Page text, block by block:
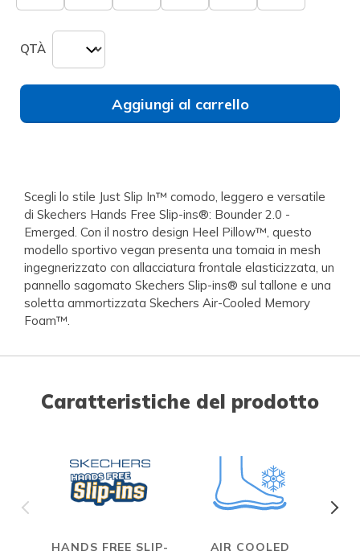
QTÀ
Aggiungi al carrello
Scegli lo stile Just Slip In™ comodo, leggero e versatile
di Skechers Hands Free Slip-ins®: Bounder 2.0 -
Emerged. Con il nostro design Heel Pillow™, questo
modello sportivo vegan presenta una tomaia in mesh
ingegnerizzato con allacciatura frontale elasticizzata, un
pannello sagomato Skechers Slip-ins® sul tallone e una
soletta ammortizzata Skechers Air-Cooled Memory
Foam™.
Caratteristiche del prodotto
HANDS FREE SLIP-
AIR COOLED